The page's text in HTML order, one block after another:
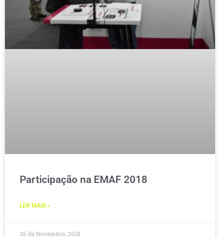
Participação na EMAF 2018
LER MAIS »
26 de Novembro, 2018